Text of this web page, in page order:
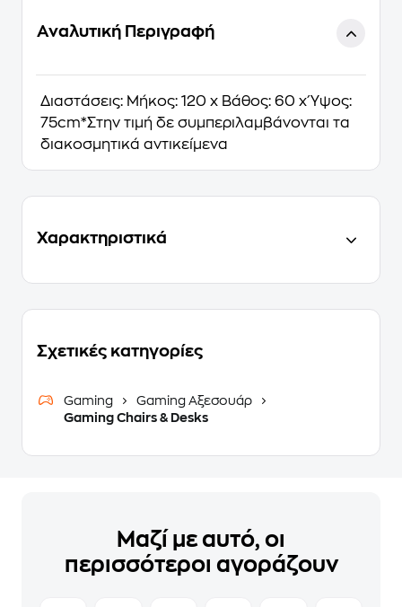
Αναλυτική Περιγραφή
Διαστάσεις: Μήκος: 120 x Βάθος: 60 x Ύψος:
75cm*Στην τιμή δε συμπεριλαμβάνονται τα
διακοσμητικά αντικείμενα
Χαρακτηριστικά
Σχετικές κατηγορίες
Gaming
Gaming Αξεσουάρ
Gaming Chairs & Desks
Μαζί με αυτό, οι
περισσότεροι αγοράζουν